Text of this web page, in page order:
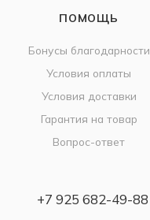
ПОМОЩЬ
Бонусы благодарности
Условия оплаты
Условия доставки
Гарантия на товар
Вопрос-ответ
+7 925 682-49-88